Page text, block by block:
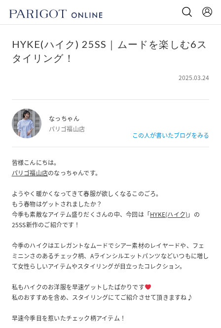
HYKE(ハイク) 25SS｜ムードを楽しむ6ス
タイリング！
2025.03.24
なっちゃん
パリゴ福山店
この人が書いたブログをみる
皆様こんにちは。
パリゴ福山店のなっちゃんです。
ようやく暖かくなってきて春服が欲しくなるこのごろ。
もう春物はゲットされましたか？
今季も素敵なアイテム盛りだくさんの中、今回は「HYKE(ハイク) 」の
25SS新作のご紹介です！
今季のハイクはエレガントなムードでシアー素材のレイヤードや、フェ
ミニンさのあるチェック柄、Aラインシルエットパンツなどいつもに増し
て女性らしいアイテムやスタイリングが目立ったコレクション。
私もハイクのお洋服を早速ゲットしたばかりです
私のおすすめを含め、スタイリングにてご紹介させて頂きますね♪
早速今季目を惹いたチェック柄アイテム！